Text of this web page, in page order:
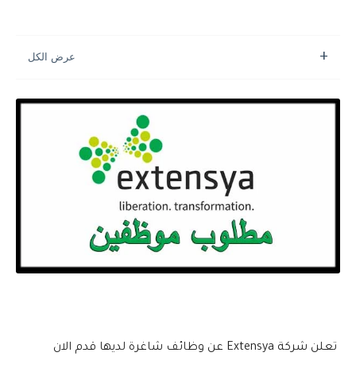
تعلن شركة Extensya عن وظائف شاغرة لديها قدم الان